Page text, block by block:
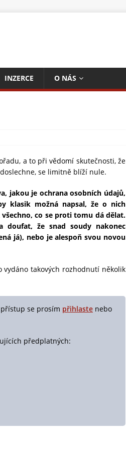
INZERCE O NÁS
a to při vědomí skutečnosti, že
se limitně blíží nule.
jakou je ochrana osobních údajů,
klasik možná napsal, že o nich
co se proti tomu dá dělat.
že snad soudy nakonec
já), nebo je alespoň svou novou
takových rozhodnutí několik
se prosím přihlaste nebo
předplatných: